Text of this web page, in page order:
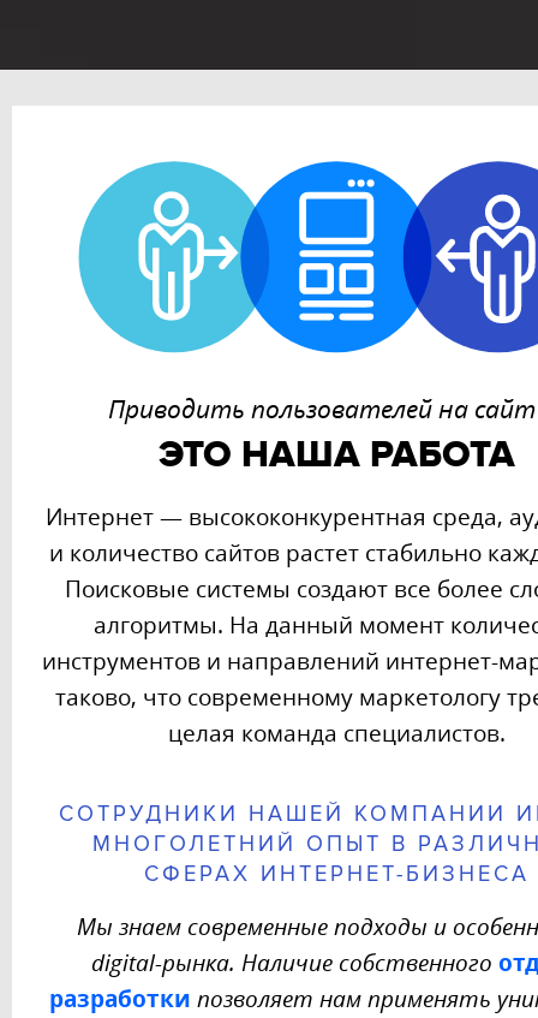
Приводить пользователей на
ЭТО НАША РАБОТА
Интернет — высококонкурентная среда,
и количество сайтов растет стабильно
Поисковые системы создают все более
алгоритмы. На данный момент
инструментов и направлений интернет-
таково, что современному маркетологу
целая команда специалистов.
СОТРУДНИКИ НАШЕЙ КОМПАНИИ
МНОГОЛЕТНИЙ ОПЫТ В
СФЕРАХ ИНТЕРНЕТ-БИЗНЕСА
Мы знаем современные подходы и
digital-рынка. Наличие собственного
разработки позволяет нам применять